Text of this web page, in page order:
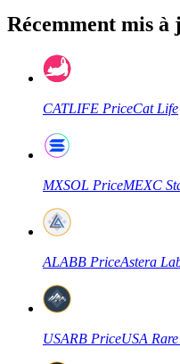
Futures utilisant l'USDT
Contrats à terme sur
TradFi
premières
Récemment mis à
CATLIFE PriceCat Life
MXSOL PriceMEXC
ALABB PriceAstera
USARB PriceUSA